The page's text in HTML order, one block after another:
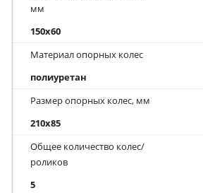
мм
150x60
Материал опорных колес
полиуретан
Размер опорных колес, мм
210x85
Общее количество колес/
роликов
5